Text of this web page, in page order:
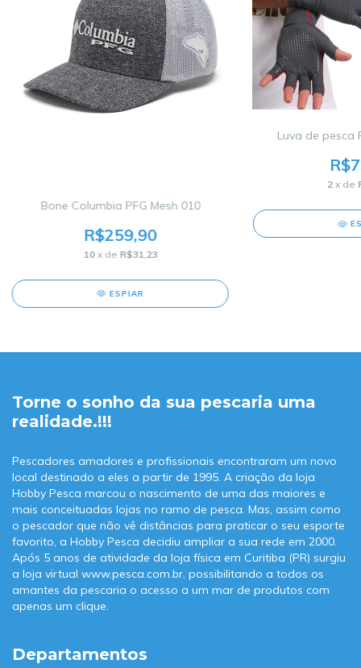
Bone Columbia PFG Mesh 010
R$259,90
10 x de R$31,23
ESPIAR
Luva de pesca
2 x de
Torne o sonho da sua pescaria uma
realidade.!!!
Pescadores amadores e profissionais encontraram um novo
local destinado a eles a partir de 1995. A criação da loja
Hobby Pesca marcou o nascimento de uma das maiores e
mais conceituadas lojas no ramo de pesca. Mas, assim como
o pescador que não vê distâncias para praticar o seu esporte
favorito, a Hobby Pesca decidiu ampliar a sua rede em 2000.
Após 5 anos de atividade da loja física em Curitiba (PR) surgiu
a loja virtual www.pesca.com.br, possibilitando a todos os
amantes da pescaria o acesso a um mar de produtos com
apenas um clique.
Departamentos